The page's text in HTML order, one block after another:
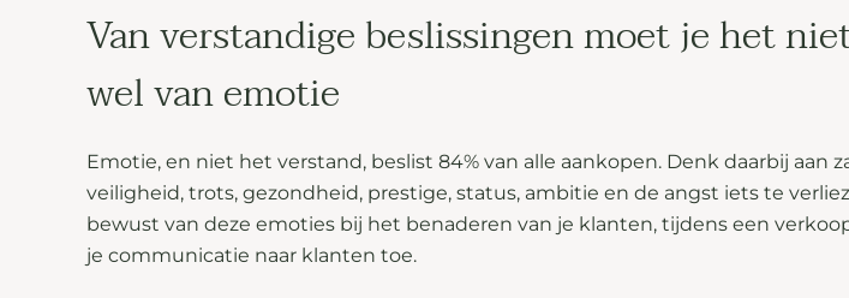
Van verstandige beslissingen moet je het
wel van emotie
Emotie, en niet het verstand, beslist 84% van alle aankopen. Denk daarbij aan
veiligheid, trots, gezondheid, prestige, status, ambitie en de angst iets te
bewust van deze emoties bij het benaderen van je klanten, tijdens een
je communicatie naar klanten toe.